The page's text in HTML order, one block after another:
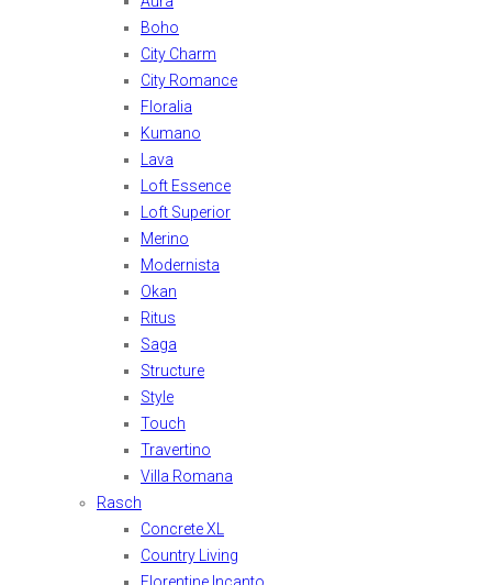
Boho
City Charm
City Romance
Floralia
Kumano
Lava
Loft Essence
Loft Superior
Merino
Modernista
Okan
Ritus
Saga
Structure
Style
Touch
Travertino
Villa Romana
Rasch
Concrete XL
Country Living
Florentine Incanto